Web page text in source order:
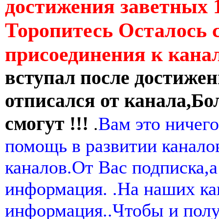
достижения заветных
Торопитесь Осталось
присоединения к
вступал после
отписался от
смогут !!! .Вам это
помощь в развитии
каналов.От Вас
информация. .На наших
информация..Чтобы и